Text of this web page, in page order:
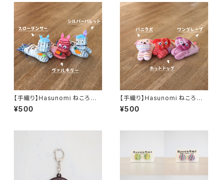
【手織り】Hasunomi ねころび
動物（うま）
¥500
【手織り】Hasunomi ねころび
動物（いぬ）
¥500